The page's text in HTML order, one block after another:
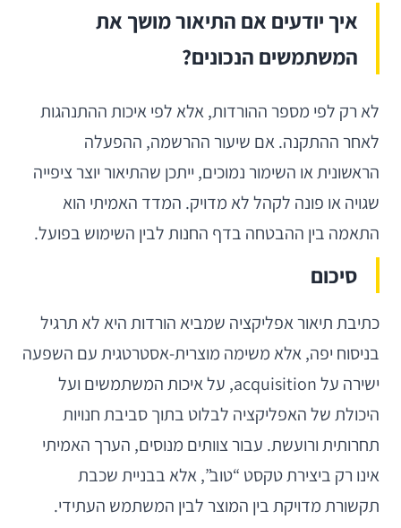
איך יודעים אם התיאור מושך את
המשתמשים הנכונים?
לא רק לפי מספר ההורדות, אלא לפי איכות ההתנהגות
לאחר ההתקנה. אם שיעור ההרשמה, ההפעלה
הראשונית או השימור נמוכים, ייתכן שהתיאור יוצר ציפייה
שגויה או פונה לקהל לא מדויק. המדד האמיתי הוא
התאמה בין ההבטחה בדף החנות לבין השימוש בפועל.
סיכום
כתיבת תיאור אפליקציה שמביא הורדות היא לא תרגיל
בניסוח יפה, אלא משימה מוצרית-אסטרטגית עם השפעה
ישירה על acquisition, על איכות המשתמשים ועל
היכולת של האפליקציה לבלוט בתוך סביבת חנויות
תחרותית ורועשת. עבור צוותים מנוסים, הערך האמיתי
אינו רק ביצירת טקסט “טוב”, אלא בבניית שכבת
תקשורת מדויקת בין המוצר לבין המשתמש העתידי.